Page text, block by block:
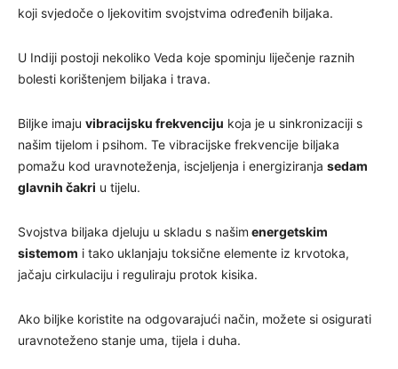
koji svjedoče o ljekovitim svojstvima određenih biljaka.
U Indiji postoji nekoliko Veda koje spominju liječenje raznih
bolesti korištenjem biljaka i trava.
Biljke imaju vibracijsku frekvenciju koja je u sinkronizaciji s
našim tijelom i psihom. Te vibracijske frekvencije biljaka
pomažu kod uravnoteženja, iscjeljenja i energiziranja sedam
glavnih čakri u tijelu.
Svojstva biljaka djeluju u skladu s našim energetskim
sistemom i tako uklanjaju toksične elemente iz krvotoka,
jačaju cirkulaciju i reguliraju protok kisika.
Ako biljke koristite na odgovarajući način, možete si osigurati
uravnoteženo stanje uma, tijela i duha.